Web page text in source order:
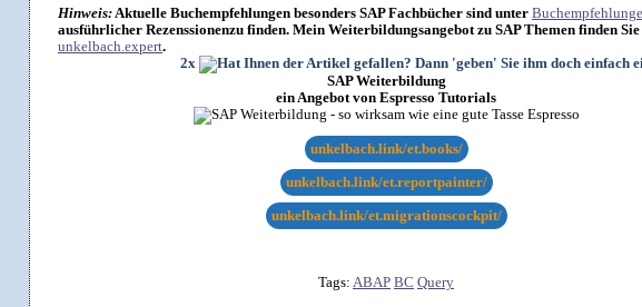
Hinweis:Aktuelle Buchempfehlungen besonders SAP Fachbücher sind unter
ausführlicher Rezenssionenzu finden. Mein Weiterbildungsangebot zu SAP Themen finden
unkelbach.expert.
2x
SAP Weiterbildung
ein Angebot von Espresso Tutorials
unkelbach.link/et.books/
unkelbach.link/et.reportpainter/
unkelbach.link/et.migrationscockpit/
Tags: ABAP BC Query